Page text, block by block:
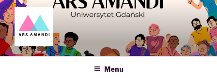
Skip
to
content
ARS AMANDI – NAUKOWE
KOŁO SEKSUOLOGII UG
Menu